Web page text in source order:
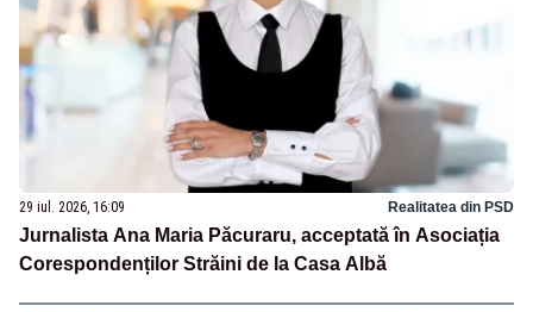
29 iul. 2026, 16:09 Realitatea din PSD
Jurnalista Ana Maria Păcuraru, acceptată în Asociația
Corespondenților Străini de la Casa Albă